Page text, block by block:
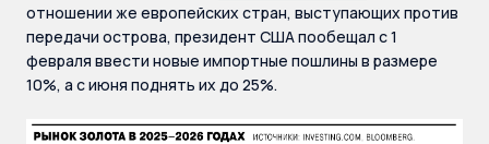
отношении же европейских стран, выступающих против
передачи острова, президент США пообещал с 1
февраля ввести новые импортные пошлины в размере
10%, а с июня поднять их до 25%.